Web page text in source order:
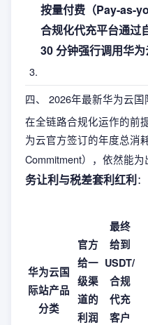
按量付费（Pay-as-
合规化代充平台通过
30 分钟强行调用华为
四、 2026年最新华为云
在全链路合规化运作的前
为云官方签订的年度总消
Commitment），依然能
务让利与税差套利红利：
华为云国
际站产品
分类
官方
给一
级渠
道的
利润
最终
给到
USDT/
合规
代充
客户